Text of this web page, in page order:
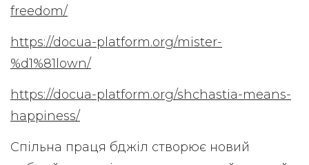
freedom/
https://docua-platform.org/mister-
%d1%81lown/
https://docua-platform.org/shchastia-means-
happiness/
Спільна праця бджіл створює новий